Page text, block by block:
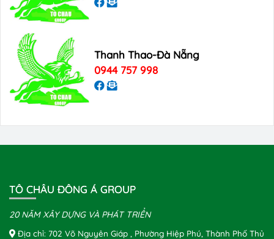
Thanh Thao-Đà Nẵng
0944 757 998
TÔ CHÂU ĐÔNG Á GROUP
20 NĂM XÂY DỰNG VÀ PHÁT TRIỂN
Địa chỉ: 702 Võ Nguyên Giáp , Phường Hiệp Phú, Thành Phố Thủ